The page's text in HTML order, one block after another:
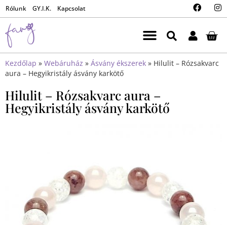
Rólunk GY.I.K. Kapcsolat
Kezdőlap » Webáruház » Ásvány ékszerek » Hilulit – Rózsakvarc
aura – Hegyikristály ásvány karkötő
Hilulit – Rózsakvarc aura –
Hegyikristály ásvány karkötő